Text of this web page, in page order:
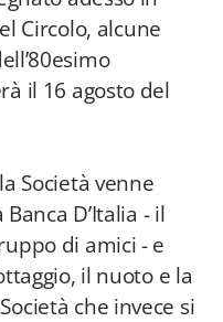
Circolo, alcune
il 16 agosto del
Società venne
D’Italia - il
di amici - e
il nuoto e la
che invece si